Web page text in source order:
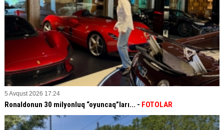
5 Avqust 2026 17:24
Ronaldonun 30 milyonluq “oyuncaq”ları... - FOTOLAR